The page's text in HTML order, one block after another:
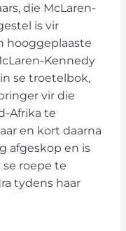
die McLaren-
is vir
hooggeplaaste
Kennedy
se troetelbok,
vir die
Afrika te
en kort daarna
afgeskop en is
roepe te
tydens haar